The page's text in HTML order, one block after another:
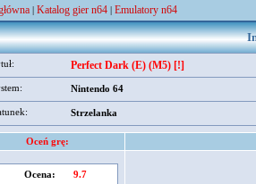
| Katalog gier n64 | Emulatory n64
Perfect Dark (E) (M5) [!]
Nintendo 64
Strzelanka
Oceń grę:
Ocena:
9.7